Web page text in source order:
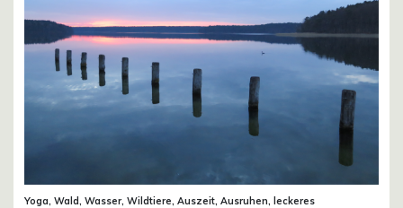
Yoga, Wald, Wasser, Wildtiere, Auszeit, Ausruhen, leckeres